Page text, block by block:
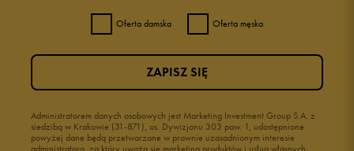
Oferta damska Oferta męska
Administratorem danych osobowych jest Marketing Investment Group S.A. z
siedzibą w Krakowie (31-871), os. Dywizjonu 303 paw. 1, udostępnione
powyżej dane będą przetwarzane w prawnie uzasadnionym interesie
ZAPISZ SIĘ